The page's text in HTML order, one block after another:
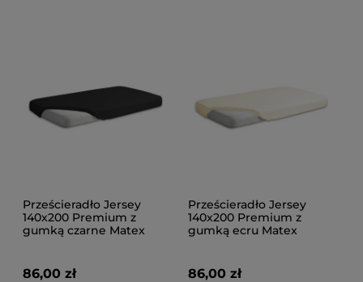
Prześcieradło Jersey
140x200 Premium z
gumką czarne Matex
86,00 zł
Prześcieradło Jersey
140x200 Premium z
gumką ecru Matex
86,00 zł